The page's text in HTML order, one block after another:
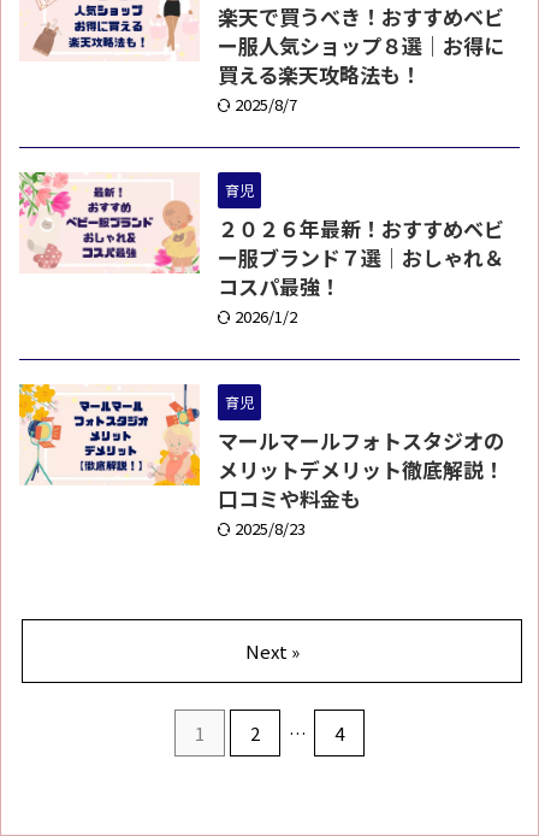
楽天で買うべき！おすすめベビ
ー服人気ショップ８選｜お得に
買える楽天攻略法も！
2025/8/7
育児
２０２６年最新！おすすめベビ
ー服ブランド７選｜おしゃれ＆
コスパ最強！
2026/1/2
育児
マールマールフォトスタジオの
メリットデメリット徹底解説！
口コミや料金も
2025/8/23
1 2 … 4
Next »